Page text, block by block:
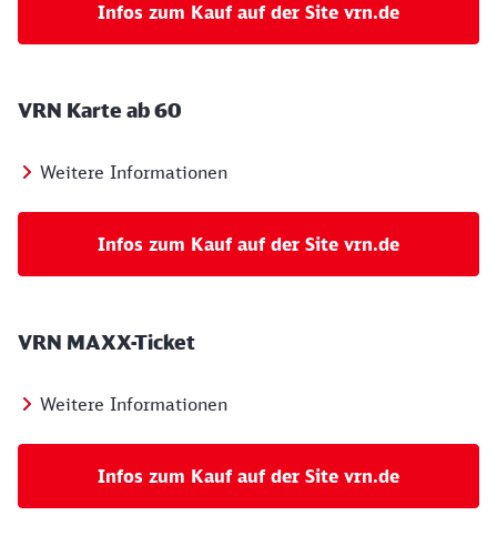
Infos zum Kauf auf der Site vrn.de
VRN Karte ab 60
Weitere Informationen
Infos zum Kauf auf der Site vrn.de
VRN MAXX-Ticket
Weitere Informationen
Infos zum Kauf auf der Site vrn.de